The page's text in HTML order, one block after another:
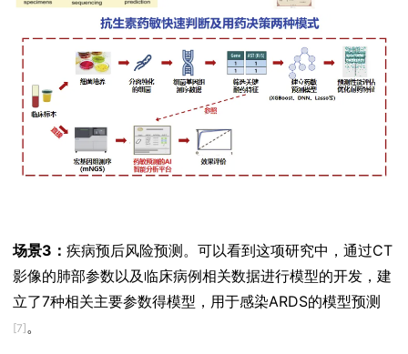
场景3： 疾病预后风险预测。可以看到这项研究中，通过CT
影像的肺部参数以及临床病例相关数据进行模型的开发，建
立了7种相关主要参数得模型，用于感染ARDS的模型预测
[7] 。